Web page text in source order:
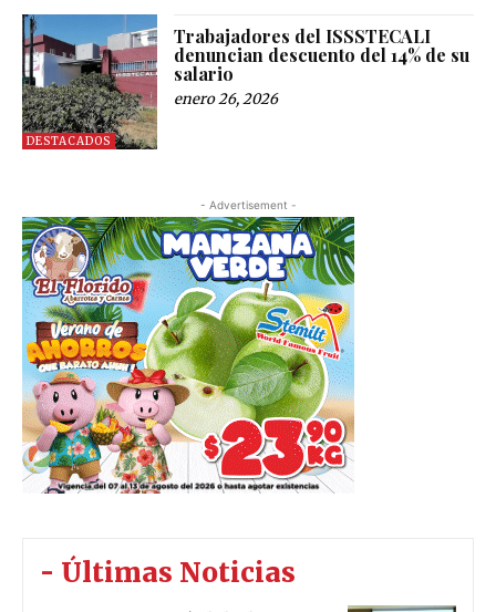
DESTACADOS
Trabajadores del ISSSTECALI
denuncian descuento del 14% de su
salario
enero 26, 2026
- Advertisement -
- Últimas Noticias